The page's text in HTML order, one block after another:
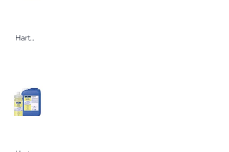
Hartmann MoliCare® Form